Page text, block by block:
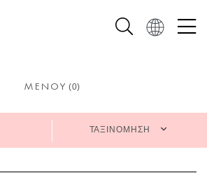
ΜΕΝΟΥ (0)
ΤΑΞΙΝΟΜΗΣΗ